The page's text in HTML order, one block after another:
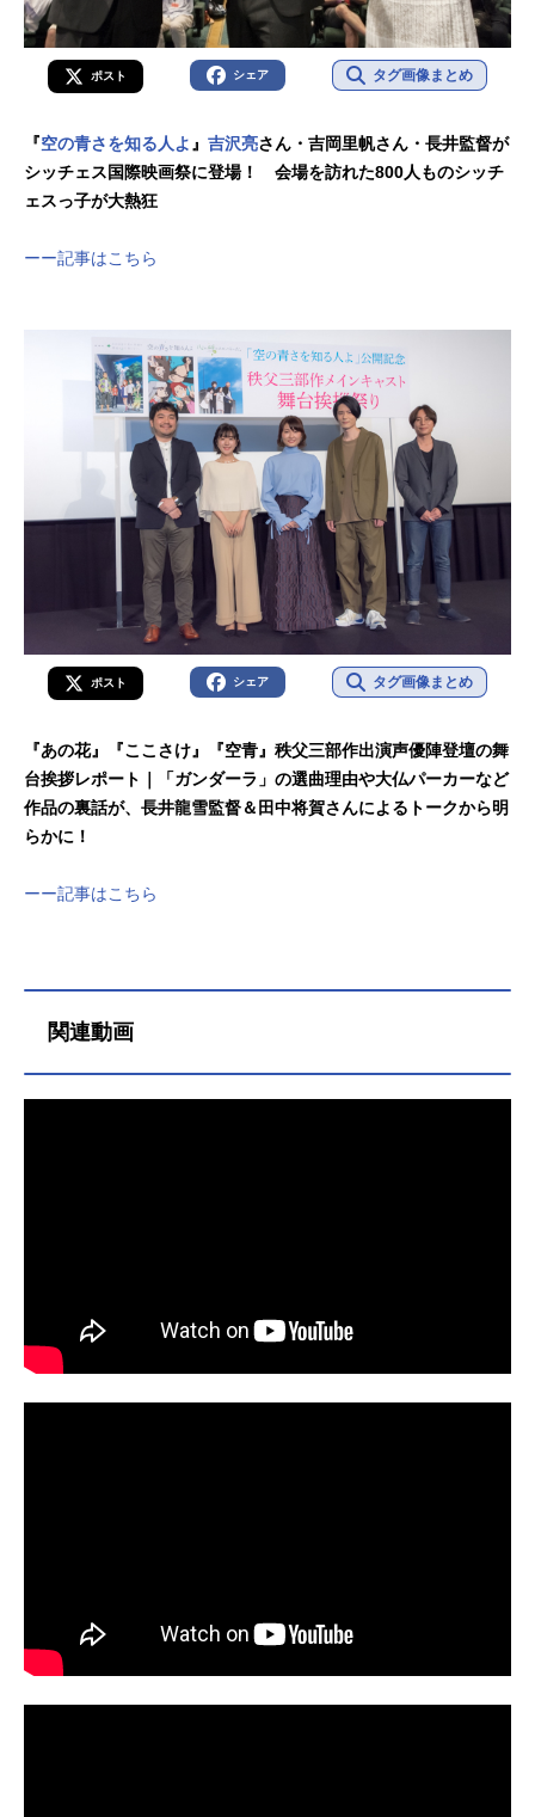
ポスト シェア タグ画像まとめ
『空の青さを知る人よ 』 吉沢亮さん・吉岡里帆さん・長井監督が
シッチェス国際映画祭に登場！ 会場を訪れた800人ものシッチ
ェスっ子が大熱狂
ーー記事はこちら
ポスト シェア タグ画像まとめ
『あの花』『ここさけ』『空青』秩父三部作出演声優陣登壇の舞
台挨拶レポート｜「ガンダーラ」の選曲理由や大仏パーカーなど
作品の裏話が、長井龍雪監督＆田中将賀さんによるトークから明
らかに！
ーー記事はこちら
関連動画